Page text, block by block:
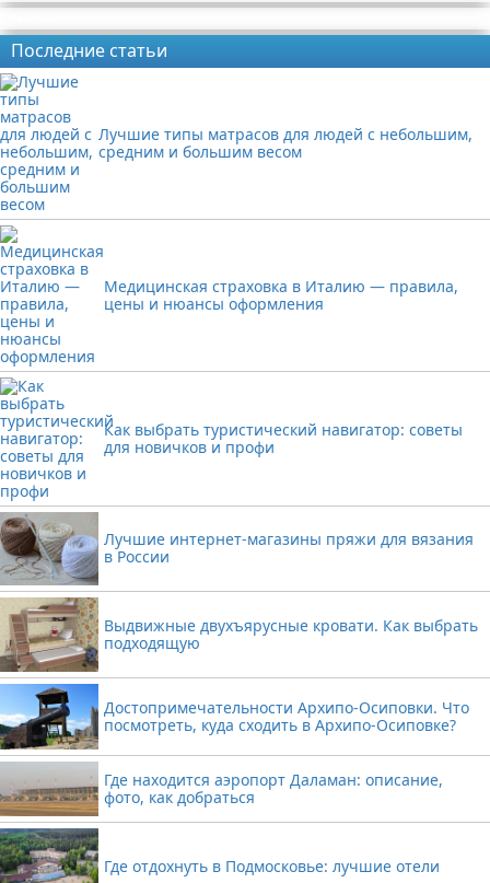
Последние статьи
Лучшие типы матрасов для людей с небольшим,
средним и большим весом
Медицинская страховка в Италию — правила,
цены и нюансы оформления
Как выбрать туристический навигатор: советы
для новичков и профи
Лучшие интернет-магазины пряжи для вязания
в России
Выдвижные двухъярусные кровати. Как выбрать
подходящую
Достопримечательности Архипо-Осиповки. Что
посмотреть, куда сходить в Архипо-Осиповке?
Где находится аэропорт Даламан: описание,
фото, как добраться
Где отдохнуть в Подмосковье: лучшие отели